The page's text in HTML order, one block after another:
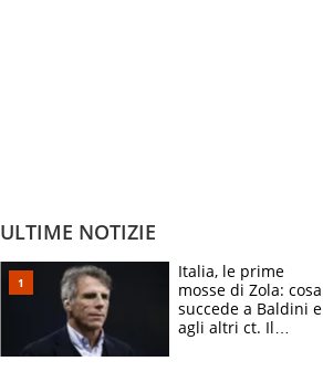
ULTIME NOTIZIE
Italia, le prime
mosse di Zola: cosa
succede a Baldini e
agli altri ct. Il